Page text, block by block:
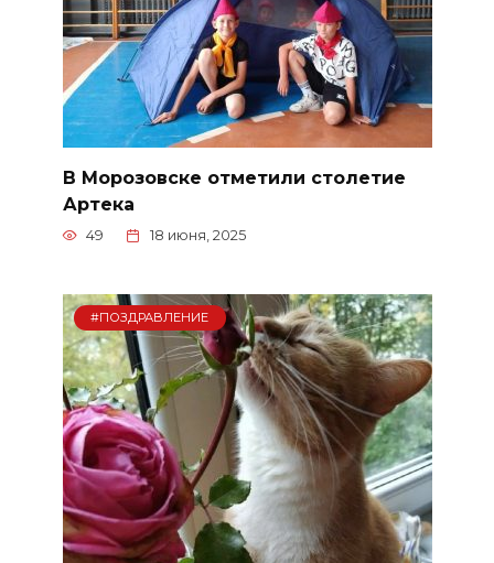
В Морозовске отметили столетие
Артека
49 18 июня, 2025
#ПОЗДРАВЛЕНИЕ